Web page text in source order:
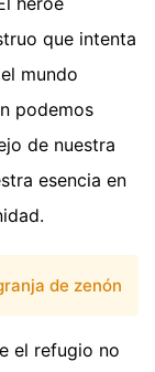
que intenta
mundo
podemos
de nuestra
esencia en
de zenón
el refugio no